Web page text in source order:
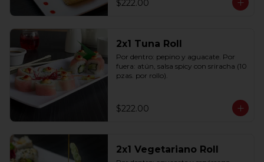
$222.00
2x1 Tuna Roll
Por dentro: pepino y aguacate. Por
fuera: atún, salsa spicy con sriracha (10
pzas. por rollo).
$222.00
2x1 Vegetariano Roll